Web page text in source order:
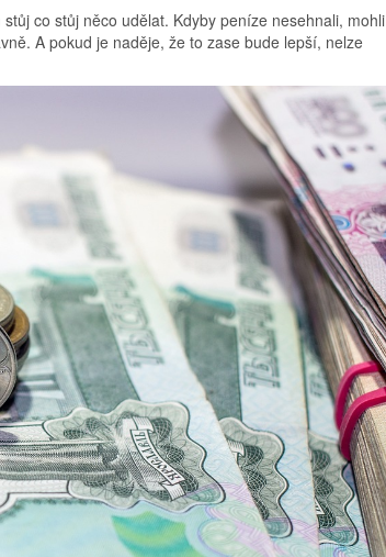
co stůj něco udělat. Kdyby peníze nesehnali, mohli
A pokud je naděje, že to zase bude lepší, nelze